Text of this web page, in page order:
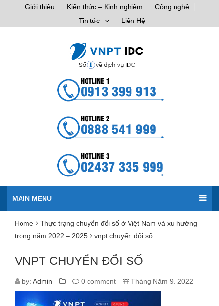
Giới thiệu Kiến thức – Kinh nghiệm
Công nghệ
Tin tức
Liên Hệ
MAIN MENU
Home
Thực trạng chuyển đổi số ở Việt Nam và xu hướng
trong năm 2022 – 2025
vnpt chuyển đổi số
VNPT CHUYỂN ĐỔI SỐ
by: Admin 0 comment Tháng Năm 9, 2022